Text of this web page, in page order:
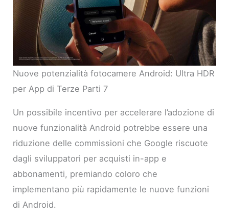
Nuove potenzialità fotocamere Android: Ultra HDR
per App di Terze Parti 7
Un possibile incentivo per accelerare l’adozione di
nuove funzionalità Android potrebbe essere una
riduzione delle commissioni che Google riscuote
dagli sviluppatori per acquisti in-app e
abbonamenti, premiando coloro che
implementano più rapidamente le nuove funzioni
di Android.